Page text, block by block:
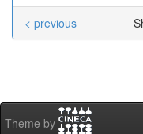
< previous
Theme by